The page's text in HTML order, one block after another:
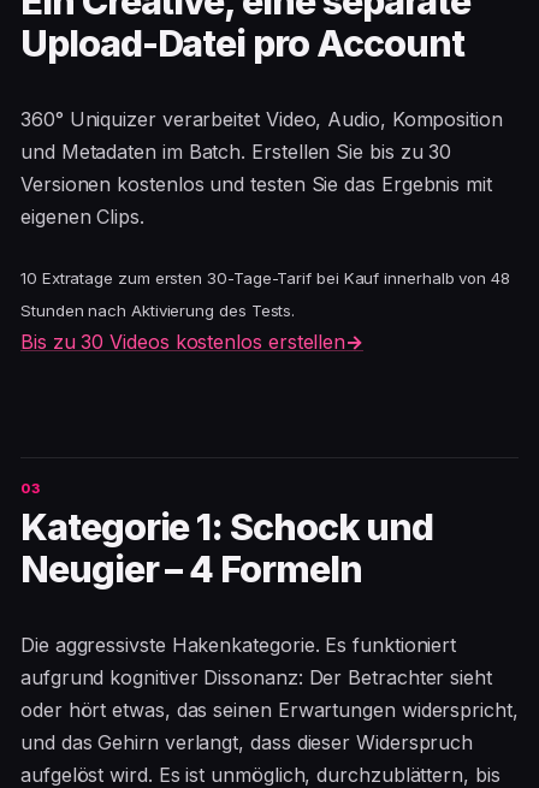
Upload-Datei pro Account
360° Uniquizer verarbeitet Video, Audio, Komposition
und Metadaten im Batch. Erstellen Sie bis zu 30
Versionen kostenlos und testen Sie das Ergebnis mit
eigenen Clips.
10 Extratage zum ersten 30-Tage-Tarif bei Kauf innerhalb von 48
Stunden nach Aktivierung des Tests.
Bis zu 30 Videos kostenlos erstellen→
Kategorie 1: Schock und
Neugier – 4 Formeln
Die aggressivste Hakenkategorie. Es funktioniert
aufgrund kognitiver Dissonanz: Der Betrachter sieht
oder hört etwas, das seinen Erwartungen widerspricht,
und das Gehirn verlangt, dass dieser Widerspruch
aufgelöst wird. Es ist unmöglich, durchzublättern, bis